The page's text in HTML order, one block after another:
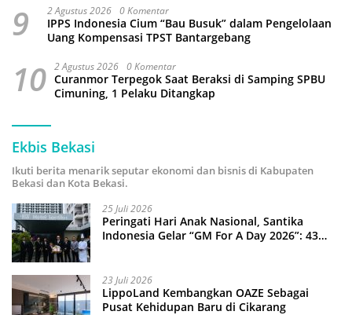
9 2 Agustus 2026 0 Komentar
IPPS Indonesia Cium “Bau Busuk” dalam Pengelolaan
Uang Kompensasi TPST Bantargebang
10 2 Agustus 2026 0 Komentar
Curanmor Terpegok Saat Beraksi di Samping SPBU
Cimuning, 1 Pelaku Ditangkap
Ekbis Bekasi
Ikuti berita menarik seputar ekonomi dan bisnis di Kabupaten
Bekasi dan Kota Bekasi.
25 Juli 2026
Peringati Hari Anak Nasional, Santika
Indonesia Gelar “GM For A Day 2026”: 43
23 Juli 2026
LippoLand Kembangkan OAZE Sebagai
Pusat Kehidupan Baru di Cikarang